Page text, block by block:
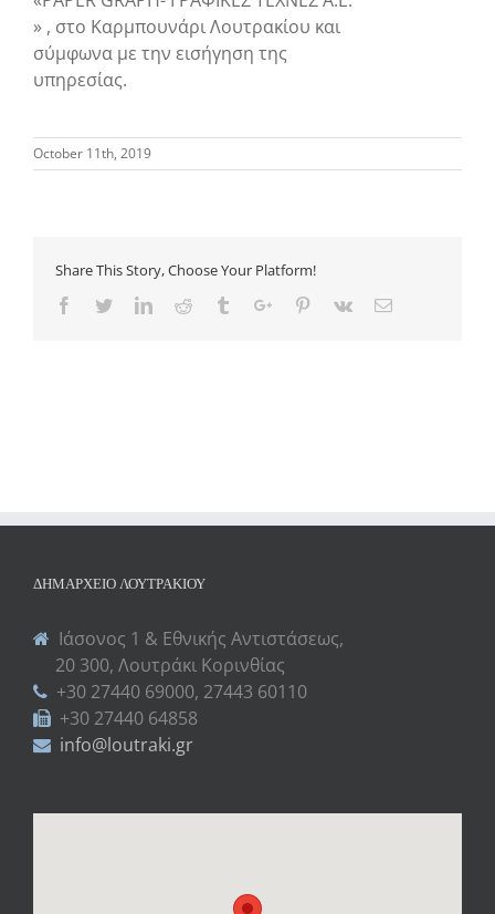
» , στο Καρμπουνάρι Λουτρακίου και
σύμφωνα με την εισήγηση της
υπηρεσίας.
October 11th, 2019
Share This Story, Choose Your Platform!
Facebook
TwitterLinkedinReddit TumblrGoogle+Pinterest
Vk Email
ΔΗΜΑΡΧΕΊΟ ΛΟΥΤΡΑΚΊΟΥ
Ιάσονος 1 & Εθνικής Αντιστάσεως,
20 300, Λουτράκι Κορινθίας
+30 27440 69000, 27443 60110
+30 27440 64858
info@loutraki.gr